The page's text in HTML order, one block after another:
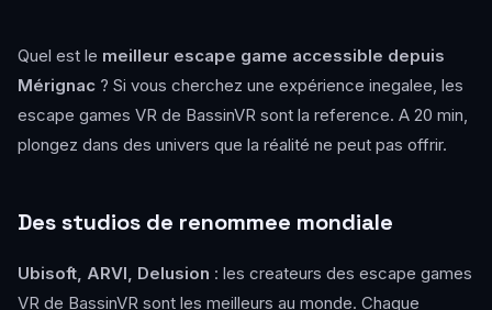
Quel est le meilleur escape game accessible depuis
Mérignac ? Si vous cherchez une expérience inegalee, les
escape games VR de BassinVR sont la reference. A 20 min,
plongez dans des univers que la réalité ne peut pas offrir.
Des studios de renommee mondiale
Ubisoft, ARVI, Delusion : les createurs des escape games
VR de BassinVR sont les meilleurs au monde. Chaque